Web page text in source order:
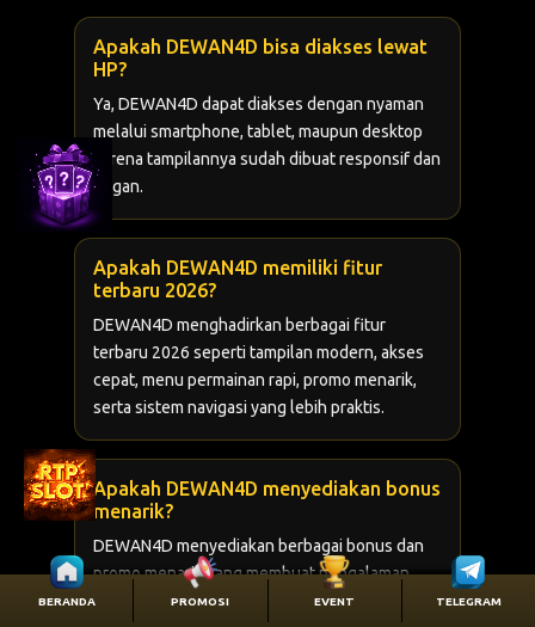
BERANDA PROMOSI EVENT TELEGRAM
Apakah DEWAN4D bisa diakses lewat
HP?
Ya, DEWAN4D dapat diakses dengan nyaman
melalui smartphone, tablet, maupun desktop
karena tampilannya sudah dibuat responsif dan
ringan.
Apakah DEWAN4D memiliki fitur
terbaru 2026?
DEWAN4D menghadirkan berbagai fitur
terbaru 2026 seperti tampilan modern, akses
cepat, menu permainan rapi, promo menarik,
serta sistem navigasi yang lebih praktis.
Apakah DEWAN4D menyediakan bonus
menarik?
DEWAN4D menyediakan berbagai bonus dan
promo menarik yang membuat pengalaman
hiburan online terasa lebih seru, praktis, dan